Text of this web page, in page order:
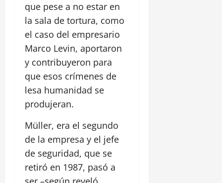
que pese a no estar en
la sala de tortura, como
el caso del empresario
Marco Levin, aportaron
y contribuyeron para
que esos crímenes de
lesa humanidad se
produjeran.
Müller, era el segundo
de la empresa y el jefe
de seguridad, que se
retiró en 1987, pasó a